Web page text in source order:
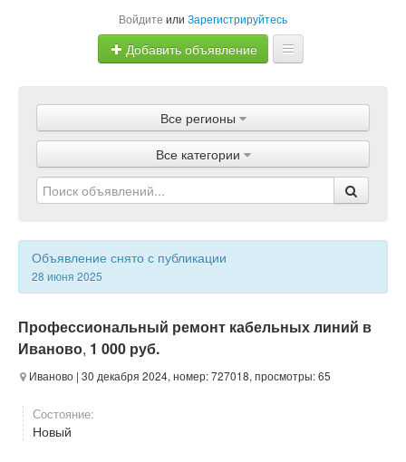
Войдите или Зарегистрируйтесь
Добавить объявление
Объявления
Магазины
Услуги
Статьи
Все регионы
Все категории
Объявление снято с публикации
28 июня 2025
Профессиональный ремонт кабельных линий в
Иваново, 1 000 руб.
Иваново | 30 декабря 2024, номер: 727018, просмотры: 65
Состояние:
Новый